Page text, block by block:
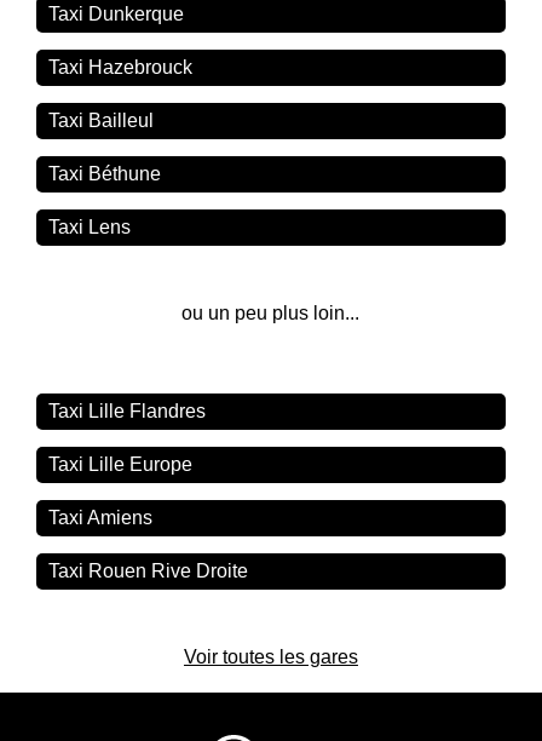
Taxi Dunkerque
Taxi Hazebrouck
Taxi Bailleul
Taxi Béthune
Taxi Lens
ou un peu plus loin...
Taxi Lille Flandres
Taxi Lille Europe
Taxi Amiens
Taxi Rouen Rive Droite
Voir toutes les gares